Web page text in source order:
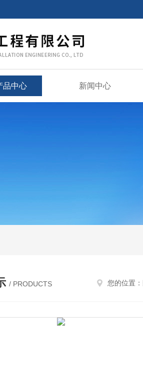
品中心 新闻中心
/ PRODUCTS 您的位置：